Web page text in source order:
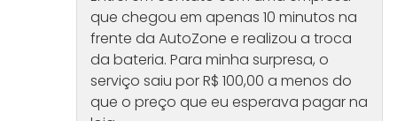
que chegou em apenas 10 minutos na
frente da AutoZone e realizou a troca
da bateria. Para minha surpresa, o
serviço saiu por R$ 100,00 a menos do
que o preço que eu esperava pagar na